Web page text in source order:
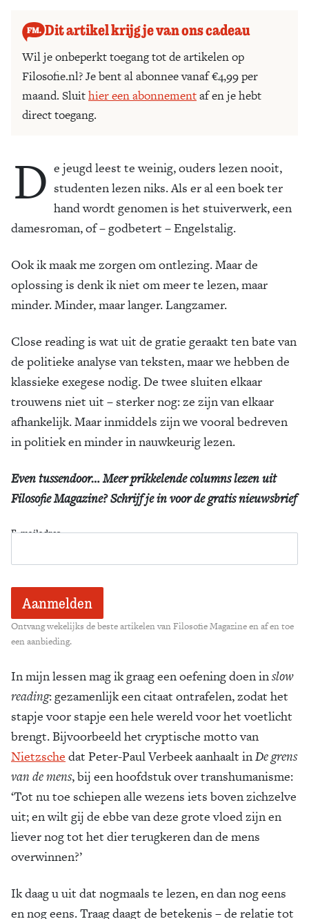
Dit artikel krijg je van ons cadeau
Wil je onbeperkt toegang tot de artikelen op
Filosofie.nl? Je bent al abonnee vanaf €4,99 per
maand. Sluithier een abonnementaf en je hebt
direct toegang.
D e jeugd leest te weinig, ouders lezen nooit,
studenten lezen niks. Als er al een boek ter
hand wordt genomen is het stuiverwerk, een
damesroman, of – godbetert – Engelstalig.
Ook ik maak me zorgen om ontlezing. Maar de
oplossing is denk ik niet om meer te lezen, maar
minder. Minder, maar langer. Langzamer.
Close reading is wat uit de gratie geraakt ten bate van
de politieke analyse van ­teksten, maar we hebben de
klassieke exegese nodig. De twee sluiten elkaar
trouwens niet uit – sterker nog: ze zijn van elkaar
afhankelijk. Maar inmiddels zijn we vooral bedreven
in politiek en minder in nauwkeurig lezen.
Even tussendoor… Meer prikkelende columns lezen uit
Filosofie Magazine? Schrijf je in voor de gratis nieuwsbrief
E-mailadres
Ontvang wekelijks de beste artikelen van Filosofie Magazine en af en toe
een aanbieding.
In mijn lessen mag ik graag een oefening doen inslow
reading: gezamenlijk een citaat ontrafelen, zodat het
stapje voor stapje een hele wereld voor het voetlicht
brengt. Bijvoorbeeld het cryptische motto van
Nietzsche dat Peter-Paul Verbeek aanhaalt inDe grens
van de mens, bij een hoofdstuk over transhumanisme:
‘Tot nu toe schiepen alle wezens iets boven zichzelve
uit; en wilt gij de ebbe van deze grote vloed zijn en
liever nog tot het dier terugkeren dan de mens
overwinnen?’
Ik daag u uit dat nogmaals te lezen, en dan nog eens
en nog eens. Traag daagt de betekenis – de relatie tot